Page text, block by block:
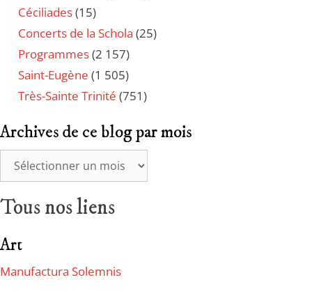
Céciliades(15)
Concerts de la Schola (25)
Programmes(2 157)
Saint-Eugène (1 505)
Très-Sainte Trinité (751)
Archives de ce blog par mois
Tous nos liens
Art
Manufactura Solemnis